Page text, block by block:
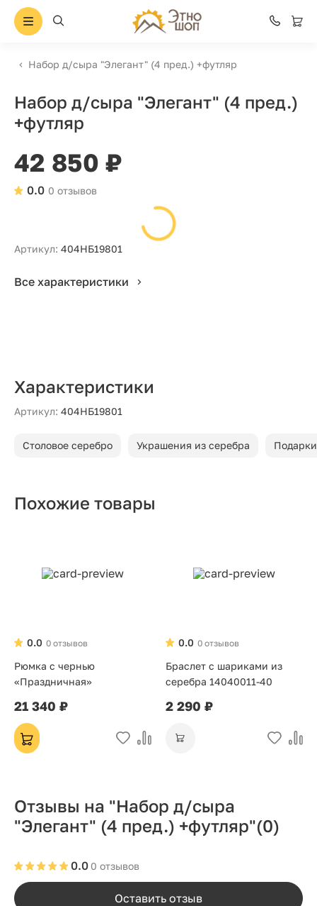
Набор д/сыра "Элегант" (4 пред.) +футляр
Набор д/сыра "Элегант" (4 пред.)
+футляр
42 850 ₽
0 отзывов
0.0
Артикул: 404НБ19801
Все характеристики
Характеристики
Артикул: 404НБ19801
Столовое серебро Украшения из серебра
Похожие товары
0 отзывов
0.0
Рюмка с чернью
«Праздничная»
21 340 ₽
0 отзывов
0.0
Браслет с шариками из
серебра 14040011-40
2 290 ₽
Отзывы на "Набор д/сыра
"Элегант" (4 пред.) +футляр"(0)
0 отзывов
0.0
Оставить отзыв